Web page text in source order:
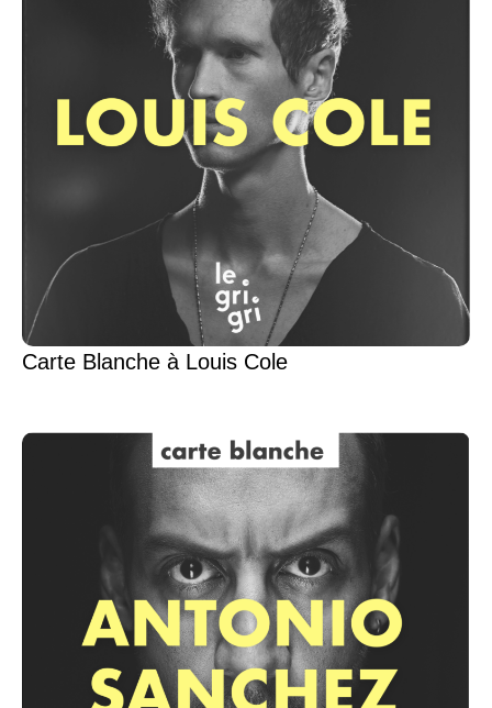
Carte Blanche à Louis Cole